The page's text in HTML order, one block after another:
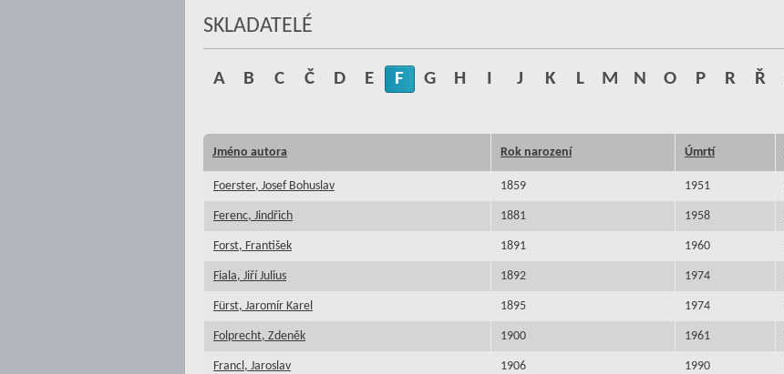
SKLADATELÉ
A B C Č D E F G H J K L M N O P R Ř
Jméno autora Rok narození Úmrtí
Foerster, Josef Bohuslav 1859 1951
Ferenc, Jindřich 1881 1958
Forst, František 1891 1960
Fiala, Jiří Julius 1892 1974
Fürst, Jaromír Karel 1895 1974
Folprecht, Zdeněk 1900 1961
Francl, Jaroslav 1906 1990